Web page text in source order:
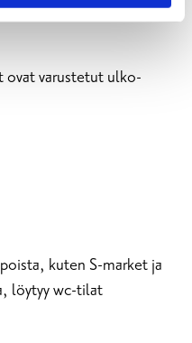
ovat varustetut ulko-
kuten S-market ja
löytyy wc-tilat